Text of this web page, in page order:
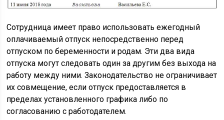
Сотрудница имеет право использовать ежегодный
оплачиваемый отпуск непосредственно перед
отпуском по беременности и родам. Эти два вида
отпуска могут следовать один за другим без выхода на
работу между ними. Законодательство не ограничивает
их совмещение, если отпуск предоставляется в
пределах установленного графика либо по
согласованию с работодателем.